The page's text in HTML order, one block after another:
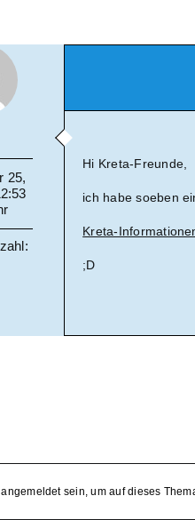
25,
Hi Kreta-Freunde,
ich habe soeben
Kreta-
;D
angemeldet sein, um auf dieses